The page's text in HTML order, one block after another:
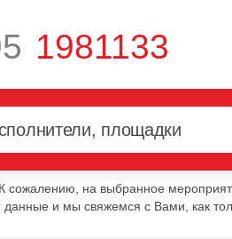
1981133
сожалению, на выбранное
данные и мы свяжемся с Вами, как